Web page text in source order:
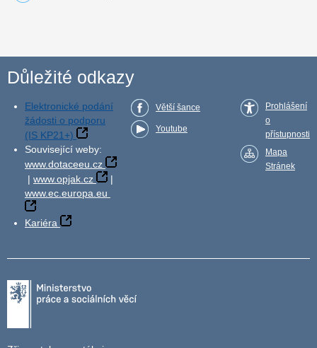
Důležité odkazy
Elektronické podání
žádosti o podporu
(IS KP21+)
Související weby:
www.dotaceeu.cz
| www.opjak.cz
|
www.ec.europa.eu
Kariéra
Větší šance
Youtube
Prohlášení
o
přístupnosti
Mapa
Stránek